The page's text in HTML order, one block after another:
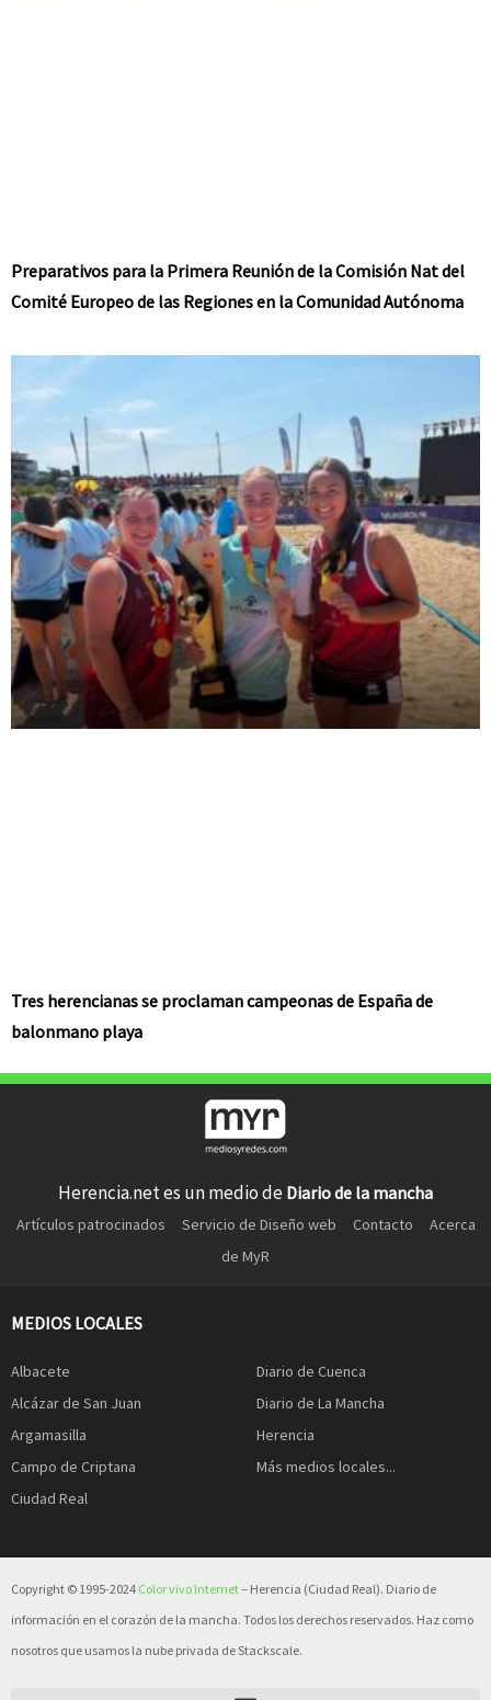
Preparativos para la Primera Reunión de la Comisión Nat del
Comité Europeo de las Regiones en la Comunidad Autónoma
Tres herencianas se proclaman campeonas de España de
balonmano playa
Herencia.net es un medio de Diario de la mancha
Artículos patrocinados Servicio de Diseño web Contacto
Acerca
de MyR
MEDIOS LOCALES
Albacete
Alcázar de San Juan
Argamasilla
Campo de Criptana
Ciudad Real
Diario de Cuenca
Diario de La Mancha
Herencia
Más medios locales...
Copyright © 1995-2024 Color vivo Internet– Herencia (Ciudad Real). Diario de
información en el corazón de la mancha. Todos los derechos reservados. Haz como
nosotros que usamos la nube privada de Stackscale.